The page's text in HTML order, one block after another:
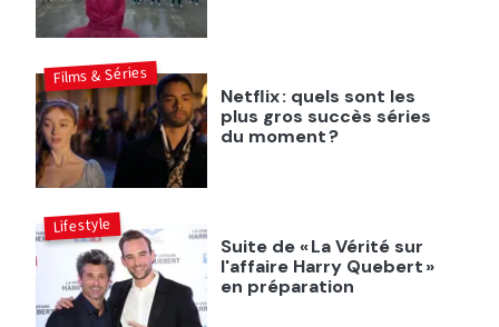
Netflix : quels sont les
plus gros succès séries
du moment ?
Films & Séries
Suite de « La Vérité sur
l'affaire Harry Quebert »
en préparation
Lifestyle